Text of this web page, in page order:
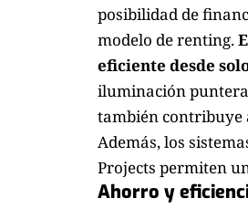
posibilidad de
modelo de renting.
eficiente desde
iluminación
también contribuye
Además, los
Projects permiten
Ahorro y